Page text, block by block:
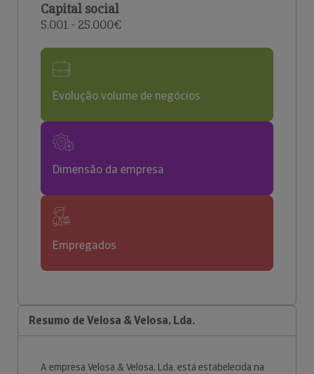
Capital social
5.001 - 25.000€
Evolução volume de negócios
Dimensão da empresa
Empregados
Resumo de Velosa & Velosa, Lda.
A empresa Velosa & Velosa, Lda. está estabelecida na